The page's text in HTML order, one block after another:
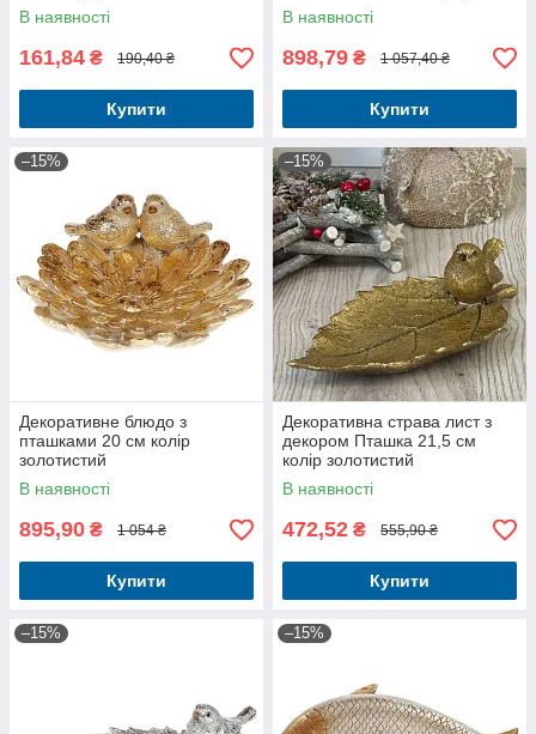
В наявності
161,84 ₴ 190,40 ₴
Купити
В наявності
898,79 ₴ 1 057,40 ₴
Купити
–15%
Декоративне блюдо з
пташками 20 см колір
золотистий
В наявності
895,90 ₴ 1 054 ₴
Купити
–15%
Декоративна страва лист з
декором Пташка 21,5 см
колір золотистий
В наявності
472,52 ₴ 555,90 ₴
Купити
–15% –15%